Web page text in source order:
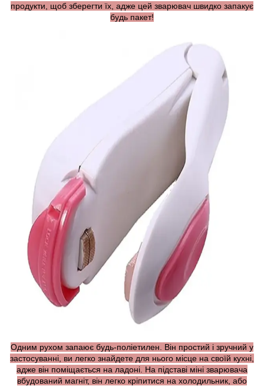
продукти, щоб зберегти їх, адже цей зварювач швидко запакує
будь пакет!
Одним рухом запаює будь-поліетилен. Він простий і зручний у
застосуванні, ви легко знайдете для нього місце на своїй кухні,
адже він поміщається на ладоні. На підставі міні зварювача
вбудований магніт, він легко кріпитися на холодильник, або